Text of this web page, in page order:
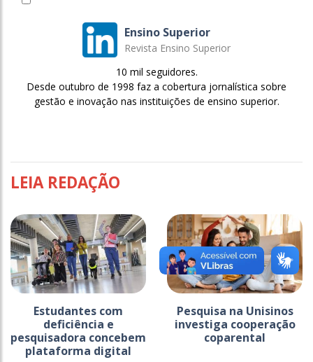
Ensino Superior
Revista Ensino Superior
10 mil seguidores.
Desde outubro de 1998 faz a cobertura jornalística sobre
gestão e inovação nas instituições de ensino superior.
LEIA REDAÇÃO
Estudantes com
deficiência e
pesquisadora concebem
plataforma digital
Pesquisa na Unisinos
investiga cooperação
coparental